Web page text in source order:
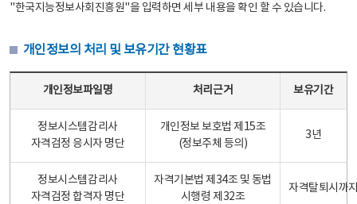
"한국지능정보사회진흥원"을 입력하면 세부 내용을 확인 할 수 있습니다.
개인정보의 처리 및 보유기간 현황표
개인정보파일명 처리근거 보유기간
정보시스템감리사
자격검정 응시자 명단
개인정보 보호법 제15조
(정보주체 등의)
3년
정보시스템감리사
자격검정 합격자 명단
자격기본법 제34조 및 동법
시행령 제32조
자격탈퇴시까